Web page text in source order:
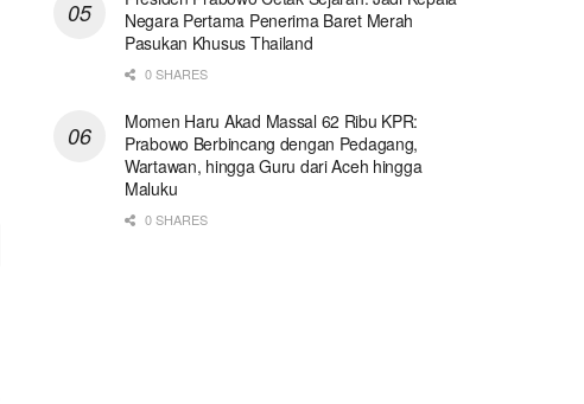
Negara Pertama Penerima Baret Merah
Pasukan Khusus Thailand
0 SHARES
Momen Haru Akad Massal 62 Ribu KPR:
Prabowo Berbincang dengan Pedagang,
Wartawan, hingga Guru dari Aceh hingga
Maluku
0 SHARES